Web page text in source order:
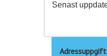
Senast